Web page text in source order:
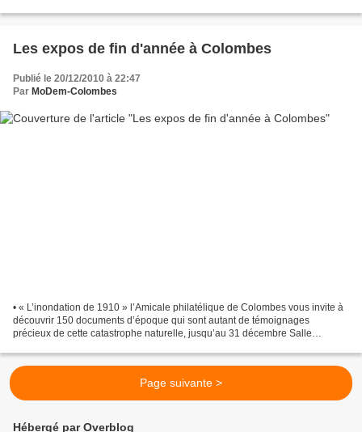
Les expos de fin d'année à Colombes
Publié le 20/12/2010 à 22:47
Par MoDem-Colombes
• « L’inondation de 1910 » l’Amicale philatélique de Colombes vous invite à
découvrir 150 documents d’époque qui sont autant de témoignages
précieux de cette catastrophe naturelle, jusqu’au 31 décembre Salle
Page suivante >
Hébergé par Overblog